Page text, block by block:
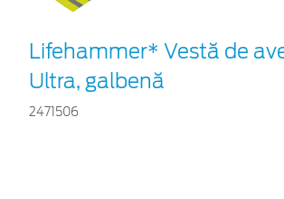
Lifehammer* Vestă de
Ultra, galbenă
2471506